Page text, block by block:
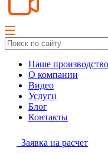
Наше производство
О компании
Видео
Услуги
Блог
Контакты
Заявка на расчет